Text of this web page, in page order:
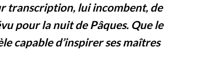
transcription, lui incombent, de
pour la nuit de Pâques. Que le
capable d’inspirer ses maîtres